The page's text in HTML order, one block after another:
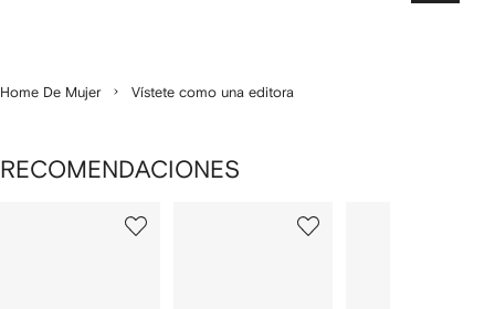
Home De Mujer Vístete como una editora
RECOMENDACIONES